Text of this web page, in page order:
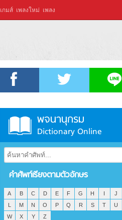
เกมส์ เพลงใหม่ เพลง
พจนานุกรม
Dictionary Online
คำศัพท์เรียงตามตัวอักษร
A B C D E F G H I J
L
M N O P Q R S T U
W
X Y Z